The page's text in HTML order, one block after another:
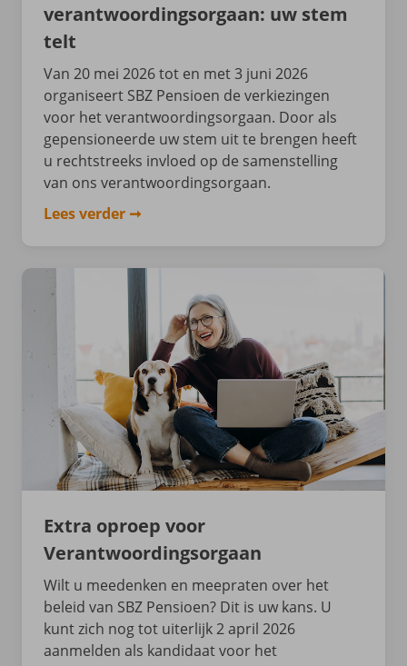
verantwoordingsorgaan: uw stem
telt
Van 20 mei 2026 tot en met 3 juni 2026
organiseert SBZ Pensioen de verkiezingen
voor het verantwoordingsorgaan. Door als
gepensioneerde uw stem uit te brengen heeft
u rechtstreeks invloed op de samenstelling
van ons verantwoordingsorgaan.
Lees verder
Extra oproep voor
Verantwoordingsorgaan
Wilt u meedenken en meepraten over het
beleid van SBZ Pensioen? Dit is uw kans. U
kunt zich nog tot uiterlijk 2 april 2026
aanmelden als kandidaat voor het